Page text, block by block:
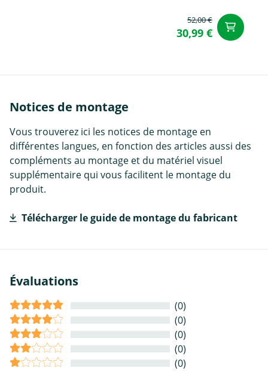
52,00 €
30,99 €
Notices de montage
Vous trouverez ici les notices de montage en
différentes langues, en fonction des articles aussi des
compléments au montage et du matériel visuel
supplémentaire qui vous facilitent le montage du
produit.
Télécharger le guide de montage du fabricant
Évaluations
(0)
(0)
(0)
(0)
(0)